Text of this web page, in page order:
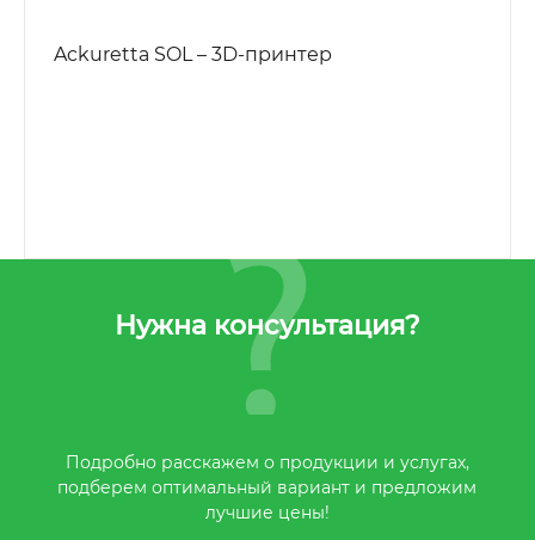
Ackuretta SOL – 3D-принтер
Нужна консультация?
Подробно расскажем о продукции и услугах,
подберем оптимальный вариант и предложим
лучшие цены!